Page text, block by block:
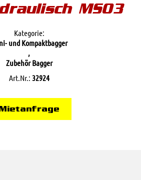
MS03
Kategorie:
und Kompaktbagger
,
Zubehör Bagger
Art.Nr.: 32924
Mietanfrage